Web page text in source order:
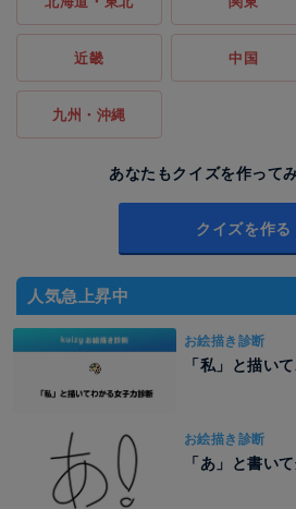
近畿 中国
九州・沖縄
あなたもクイズを作って
クイズを作る
人気急上昇中
お絵描き診断
「私」と描い
お絵描き診断
「あ」と書い